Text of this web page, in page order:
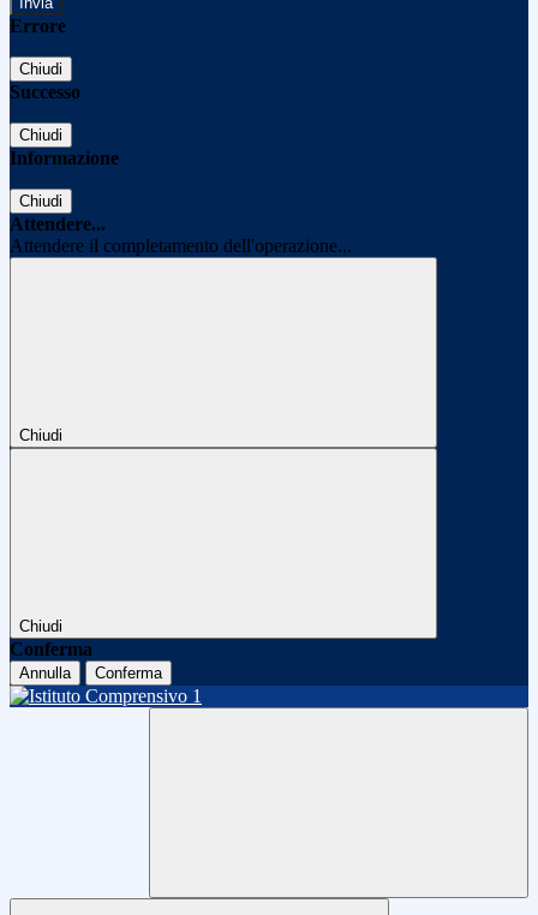
Errore
Chiudi
Successo
Chiudi
Informazione
Chiudi
Attendere...
Attendere il completamento dell'operazione...
Chiudi
Chiudi
Conferma
Annulla Conferma